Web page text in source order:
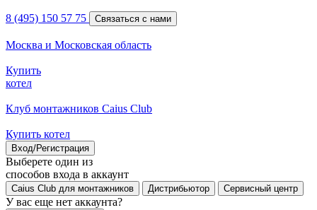
8 (495) 150 57 75 Связаться с нами
Москва и Московская область
Купить
котел
Клуб монтажников Caius Club
Купить котел
Вход/Регистрация
Выберете один из
способов входа в аккаунт
Caius Club для монтажников Дистрибьютор Сервисный центр
У вас еще нет аккаунта?